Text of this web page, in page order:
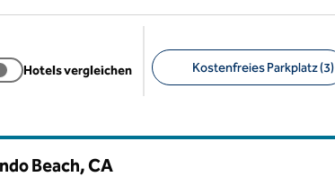
Hotels vergleichen Kostenfreies Parkplatz (3)
Beach,CA